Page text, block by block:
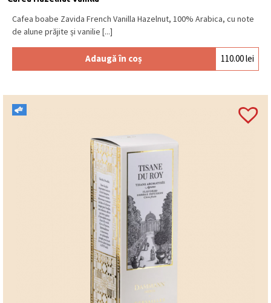
Cafea boabe Zavida French Vanilla Hazelnut, 100% Arabica, cu note
de alune prăjite și vanilie [...]
Adaugă în coș 110.00lei